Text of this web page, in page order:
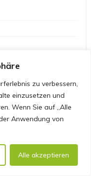
zu verbessern,
einzusetzen und
Wenn Sie auf „Alle
Anwendung von
Alle akzeptieren